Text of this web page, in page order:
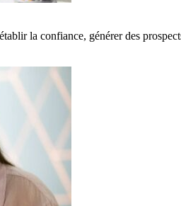
la confiance, générer des